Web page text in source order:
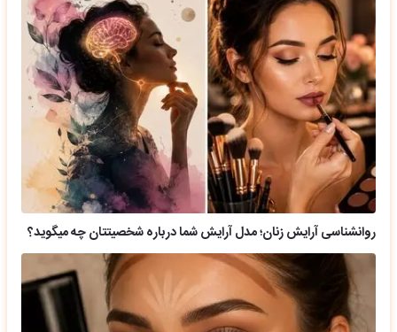
روانشناسی آرایش زنان؛ مدل آرایش شما درباره شخصیتتان چه میگوید؟